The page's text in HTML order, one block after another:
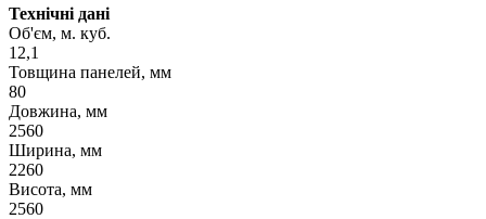
Технічні дані
Об'єм, м. куб.
12,1
Товщина панелей, мм
80
Довжина, мм
2560
Ширина, мм
2260
Висота, мм
2560